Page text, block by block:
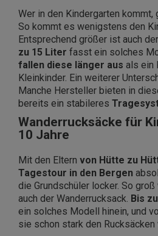
Wer in den Kindergarten kommt,
So kommt es wenigstens den
Entsprechend größer ist auch
zu 15 Liter fasst ein solches
fallen diese länger aus als ein
Kleinkinder. Ein weiterer
Manche Hersteller bieten in
bereits ein stabileres
Wanderrucksäcke für
10 Jahre
Mit den Eltern von Hütte zu
Tagestour in den Bergen
die Grundschüler locker. So
auch der Wanderrucksack. Bis
ein solches Modell hinein, und
sie schon stark den Rucksäcken